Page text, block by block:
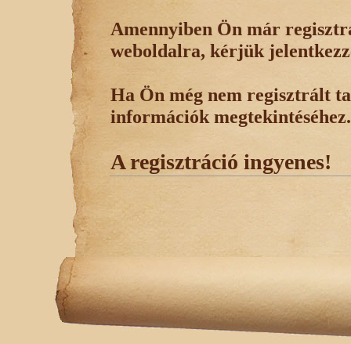
Amennyiben Ön már
weboldalra, kérjük
Ha Ön még nem regisztrált
információk megtekintéséhez.
A regisztráció ingyenes!